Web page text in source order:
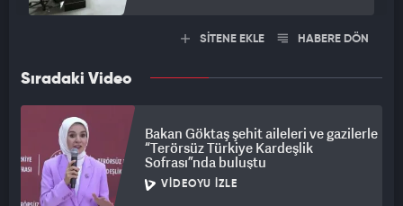
SİTENE EKLE HABERE DÖN
Sıradaki Video
Bakan Göktaş şehit aileleri ve gazilerle
“Terörsüz Türkiye Kardeşlik
Sofrası”nda buluştu
VIDEOYU İZLE